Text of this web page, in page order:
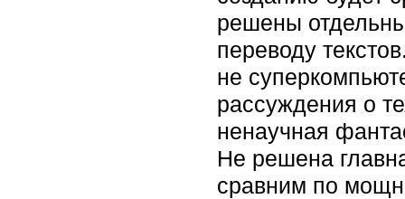
решены
переводу
не
рассуждения о
ненаучная
Не решена
сравним по